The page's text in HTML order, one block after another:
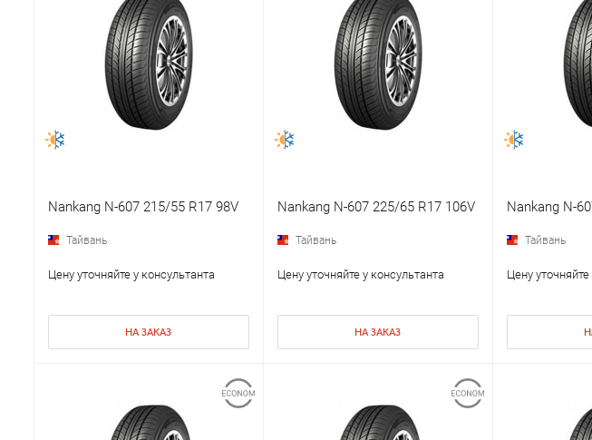
Nankang N-607 215/55 R17 98V
Тайвань
Цену уточняйте у консультанта
НА ЗАКАЗ
Nankang N-607 225/65 R17 106V
Тайвань
Цену уточняйте у консультанта
НА ЗАКАЗ
Nankang N-
Тайвань
Цену